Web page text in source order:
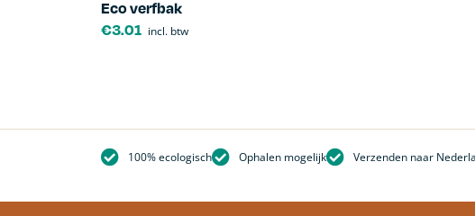
Eco verfbak
€3.01 incl. btw
100% ecologisch Ophalen mogelijk Verzenden naar